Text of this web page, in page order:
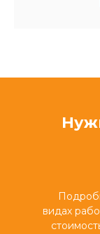
видах